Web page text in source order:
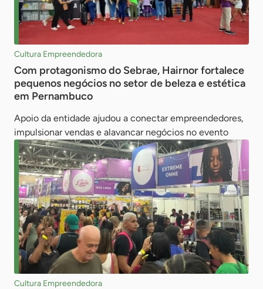
Cultura Empreendedora
Com protagonismo do Sebrae, Hairnor fortalece
pequenos negócios no setor de beleza e estética
em Pernambuco
Apoio da entidade ajudou a conectar empreendedores,
impulsionar vendas e alavancar negócios no evento
Cultura Empreendedora